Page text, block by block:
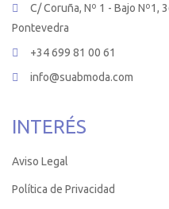
C/ Coruña, Nº 1 - Bajo Nº1,
Pontevedra
+34 699 81 00 61
info@suabmoda.com
INTERÉS
Aviso Legal
Política de Privacidad